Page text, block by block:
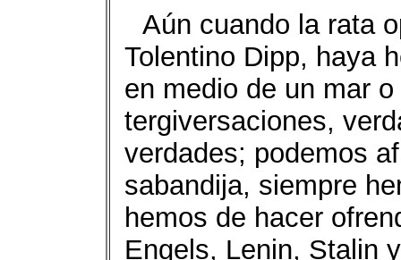
Aún cuando la rata
Tolentino Dipp, haya
en medio de un mar
tergiversaciones,
verdades; podemos
sabandija, siempre
hemos de hacer
Engels, Lenin, Stalin